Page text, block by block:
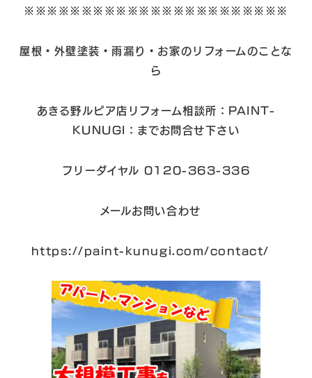
※※※※※※※※※※※※※※※※※※※※※※※
屋根・外壁塗装・雨漏り・お家のリフォームのことな
ら
あきる野ルピア店リフォーム相談所：PAINT-
KUNUGI：までお問合せ下さい
フリーダイヤル 0120-363-336
メールお問い合わせ
https://paint-kunugi.com/contact/